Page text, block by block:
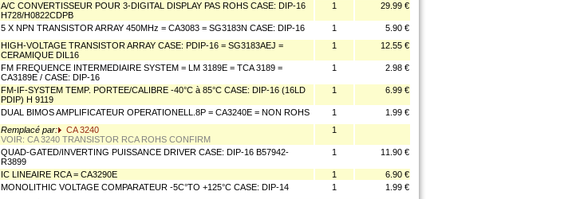
A/C CONVERTISSEUR POUR 3-DIGITAL DISPLAY PAS ROHS CASE: DIP-16
H728/H0822CDPB
1 29.99 €
5 X NPN TRANSISTOR ARRAY 450MHz = CA3083 = SG3183N CASE: DIP-16 1
5.90 €
HIGH-VOLTAGE TRANSISTOR ARRAY CASE: PDIP-16 = SG3183AEJ =
CERAMIQUE DIL16
1 12.55 €
FM FREQUENCE INTERMEDIAIRE SYSTEM = LM 3189E = TCA 3189 =
CA3189E / CASE: DIP-16
1 2.98 €
FM-IF-SYSTEM TEMP. PORTEE/CALIBRE -40°C à 85°C CASE: DIP-16 (16LD
PDIP) H 9119
1 6.99 €
DUAL BIMOS AMPLIFICATEUR OPERATIONELL.8P = CA3240E = NON ROHS 1
1.99 €
Remplacé par:
CA 3240
VOIR: CA 3240 TRANSISTOR RCA ROHS CONFIRM
1
QUAD-GATED/INVERTING PUISSANCE DRIVER CASE: DIP-16 B57942-
R3899
1 11.90 €
IC LINEAIRE RCA = CA3290E 1
6.90 €
MONOLITHIC VOLTAGE COMPARATEUR -5C°TO +125°C CASE: DIP-14 1
1.99 €